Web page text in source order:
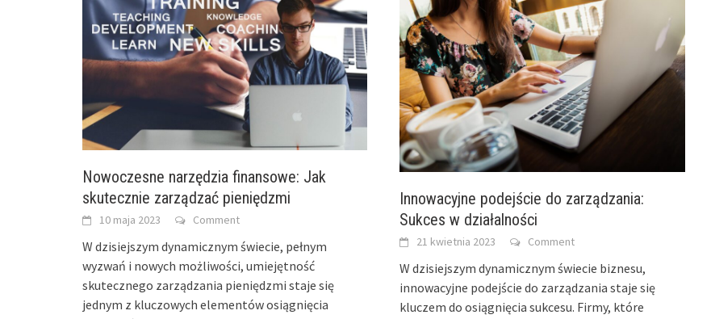
Nowoczesne narzędzia finansowe: Jak
skutecznie zarządzać pieniędzmi
10 maja 2023 Comment
W dzisiejszym dynamicznym świecie, pełnym
wyzwań i nowych możliwości, umiejętność
skutecznego zarządzania pieniędzmi staje się
jednym z kluczowych elementów osiągnięcia
Innowacyjne podejście do zarządzania:
Sukces w działalności
21 kwietnia 2023 Comment
W dzisiejszym dynamicznym świecie biznesu,
innowacyjne podejście do zarządzania staje się
kluczem do osiągnięcia sukcesu. Firmy, które